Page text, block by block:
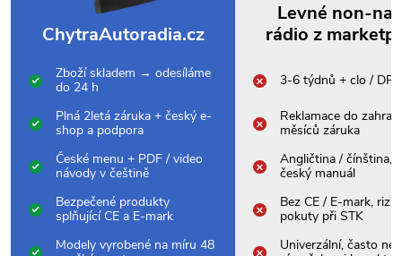
ChytraAutoradia.cz
Levné non-
rádio z
Zboží skladem → odesíláme
do 24 h
3-6 týdnů + clo /
Plná 2letá záruka + český e-
shop a podpora
Reklamace do
měsíců záruka
České menu + PDF / video
návody v češtině
Angličtina / čínština,
český manuál
Bezpečené produkty
splňující CE a E-mark
Bez CE / E-mark,
pokuty při STK
Modely vyrobené na míru 48
Univerzální, často